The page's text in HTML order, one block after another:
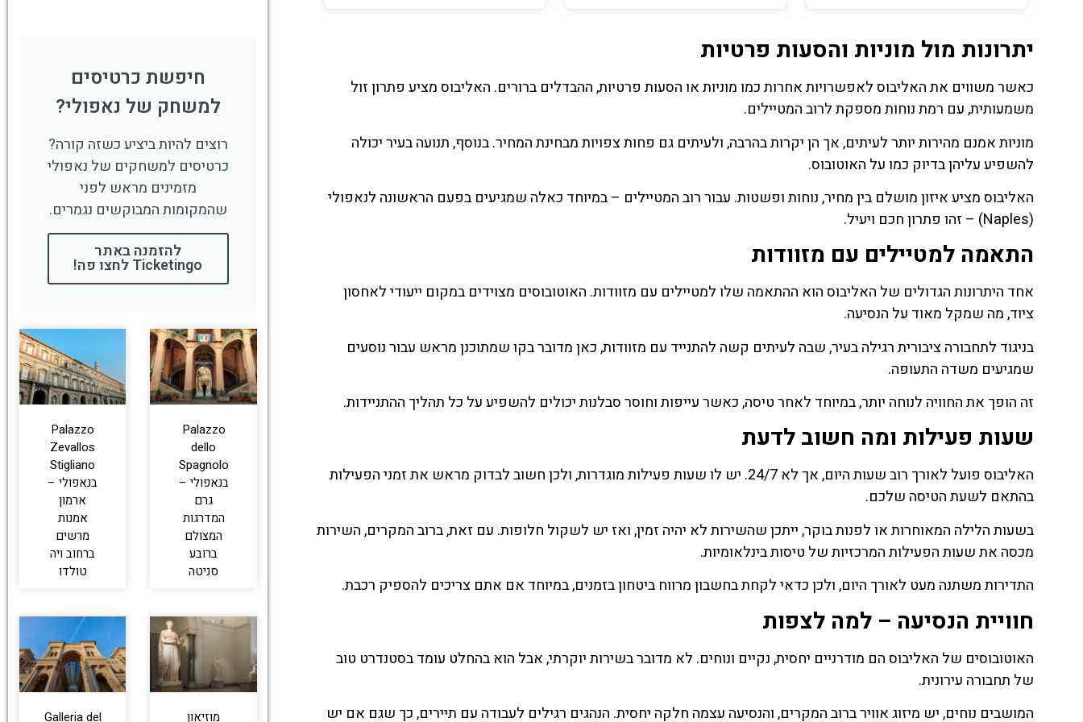
יתרונות מול מוניות והסעות פרטיות
כאשר משווים את האליבוס לאפשרויות אחרות כמו מוניות או הסעות פרטיות, ההבדלים ברורים. האליבוס מציע פתרון זול
משמעותית, עם רמת נוחות מספקת לרוב המטיילים.
מוניות אמנם מהירות יותר לעיתים, אך הן יקרות בהרבה, ולעיתים גם פחות צפויות מבחינת המחיר. בנוסף, תנועה בעיר יכולה
להשפיע עליהן בדיוק כמו על האוטובוס.
האליבוס מציע איזון מושלם בין מחיר, נוחות ופשטות. עבור רוב המטיילים – במיוחד כאלה שמגיעים בפעם הראשונה לנאפולי
(Naples) – זהו פתרון חכם ויעיל.
התאמה למטיילים עם מזוודות
אחד היתרונות הגדולים של האליבוס הוא ההתאמה שלו למטיילים עם מזוודות. האוטובוסים מצוידים במקום ייעודי לאחסון
ציוד, מה שמקל מאוד על הנסיעה.
בניגוד לתחבורה ציבורית רגילה בעיר, שבה לעיתים קשה להתנייד עם מזוודות, כאן מדובר בקו שמתוכנן מראש עבור נוסעים
שמגיעים משדה התעופה.
זה הופך את החוויה לנוחה יותר, במיוחד לאחר טיסה, כאשר עייפות וחוסר סבלנות יכולים להשפיע על כל תהליך ההתניידות.
שעות פעילות ומה חשוב לדעת
האליבוס פועל לאורך רוב שעות היום, אך לא 24/7. יש לו שעות פעילות מוגדרות, ולכן חשוב לבדוק מראש את זמני הפעילות
בהתאם לשעת הטיסה שלכם.
בשעות הלילה המאוחרות או לפנות בוקר, ייתכן שהשירות לא יהיה זמין, ואז יש לשקול חלופות. עם זאת, ברוב המקרים, השירות
מכסה את שעות הפעילות המרכזיות של טיסות בינלאומיות.
התדירות משתנה מעט לאורך היום, ולכן כדאי לקחת בחשבון מרווח ביטחון בזמנים, במיוחד אם אתם צריכים להספיק רכבת.
חוויית הנסיעה – למה לצפות
האוטובוסים של האליבוס הם מודרניים יחסית, נקיים ונוחים. לא מדובר בשירות יוקרתי, אבל הוא בהחלט עומד בסטנדרט טוב
של תחבורה עירונית.
המושבים נוחים, יש מיזוג אוויר ברוב המקרים, והנסיעה עצמה חלקה יחסית. הנהגים רגילים לעבודה עם תיירים, כך שגם אם יש
חיפשת כרטיסים
למשחק של נאפולי?
רוצים להיות ביציע כשזה קורה?
כרטיסים למשחקים של נאפולי
מזמינים מראש לפני
שהמקומות המבוקשים נגמרים.
להזמנה באתר
Ticketingo לחצו פה!
Palazzo
dello
Spagnolo
בנאפולי –
גרם
המדרגות
המצולם
ברובע
סניטה
Palazzo
Zevallos
Stigliano
בנאפולי –
ארמון
אמנות
מרשים
ברחוב ויה
טולדו
מוזיאון Galleria del